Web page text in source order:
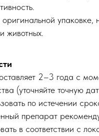
упаковке,
животных.
2–3 года с
(уточняйте точную
по истечении
препарат
в соответствии с